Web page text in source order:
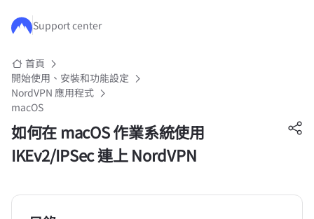
跳至主要內容
Support center
首頁
開始使用、安裝和功能設定
NordVPN 應用程式
macOS
如何在 macOS 作業系統使用
IKEv2/IPSec 連上 NordVPN